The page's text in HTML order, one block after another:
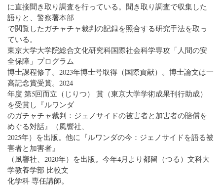
に直接聞き取り調査を行っている。聞き取り調査で収集した
語りと、警察署本部
で閲覧したガチャチャ裁判の記録を照合する研究手法を取っ
ている。
東京大学大学院総合文化研究科国際社会科学専攻「人間の安
全保障」プログラム
博士課程修了。2023年博士号取得（国際貢献）。博士論文は一
高記念賞受賞。2024
年度 第5回而立（じりつ） 賞（東京大学学術成果刊行助成）
を受賞し『ルワンダ
のガチャチャ裁判：ジェノサイドの被害者と加害者の賠償を
めぐる対話』（風響社、
2025年）を出版。他に『ルワンダの今：ジェノサイドを語る被
害者と加害者』
（風響社、2020年）を出版。今年4月より都留（つる）文科大
学教養学部 比較文
化学科 専任講師。